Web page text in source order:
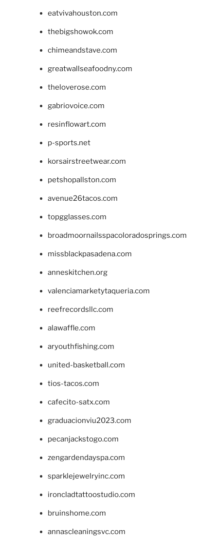
eatvivahouston.com
thebigshowok.com
chimeandstave.com
greatwallseafoodny.com
theloverose.com
gabriovoice.com
resinflowart.com
p-sports.net
korsairstreetwear.com
petshopallston.com
avenue26tacos.com
topgglasses.com
broadmoornailsspacoloradosprings.com
missblackpasadena.com
anneskitchen.org
valenciamarketytaqueria.com
reefrecordsllc.com
alawaffle.com
aryouthfishing.com
united-basketball.com
tios-tacos.com
cafecito-satx.com
graduacionviu2023.com
pecanjackstogo.com
zengardendayspa.com
sparklejewelryinc.com
ironcladtattoostudio.com
bruinshome.com
annascleaningsvc.com